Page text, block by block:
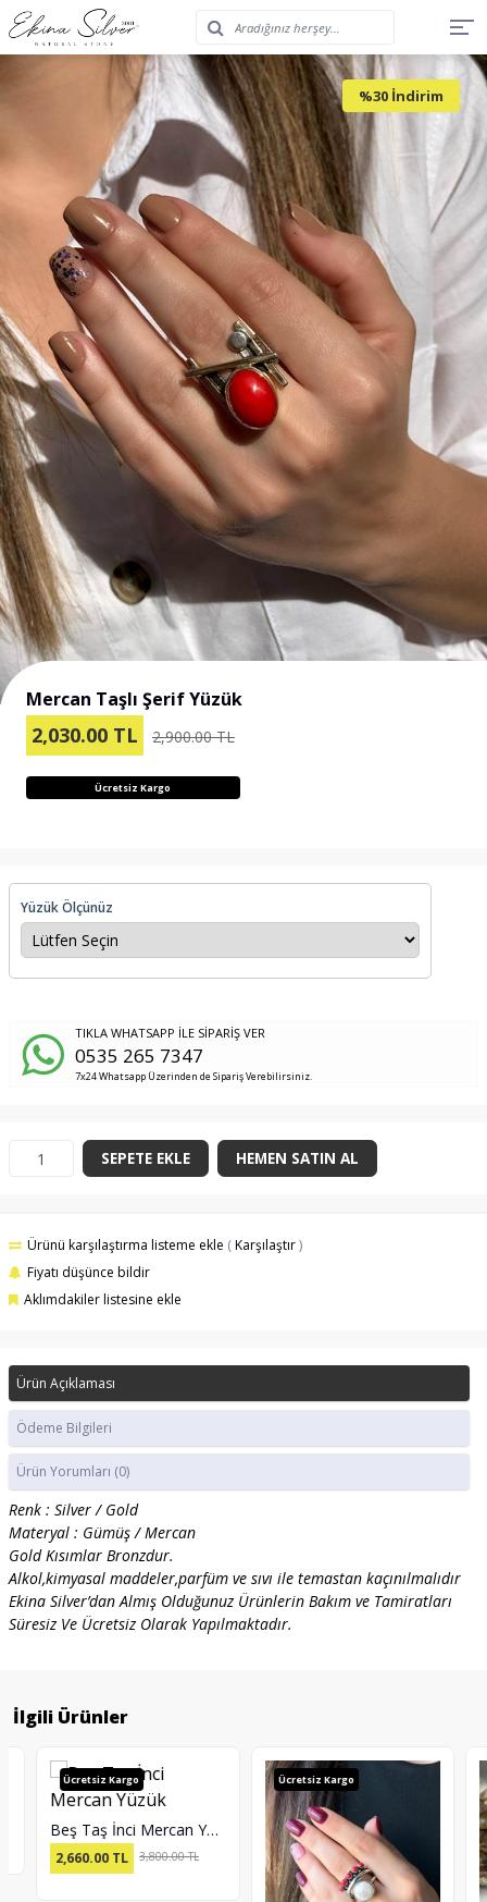
%30 İndirim
Mercan Taşlı Şerif Yüzük
2,030.00 TL 2,900.00 TL
Ücretsiz Kargo
Yüzük Ölçünüz
TIKLA WHATSAPP İLE SİPARİŞ VER
0535 265 7347
7x24 Whatsapp Üzerinden de Sipariş Verebilirsiniz.
SEPETE EKLE HEMEN SATIN AL
Ürünü karşılaştırma listeme ekle (Karşılaştır)
Fiyatı düşünce bildir
Aklımdakiler listesine ekle
Ürün Açıklaması
Ödeme Bilgileri
Ürün Yorumları (0)
Renk : Silver / Gold
Materyal : Gümüş / Mercan
Gold Kısımlar Bronzdur.
Alkol,kimyasal maddeler,parfüm ve sıvı ile temastan kaçınılmalıdır
Ekina Silver’dan Almış Olduğunuz Ürünlerin Bakım ve Tamiratları
Süresiz Ve Ücretsiz Olarak Yapılmaktadır.
İlgili Ürünler
Ücretsiz Kargo
Beş Taş İnci Mercan Yüzük
2,660.00TL 3,800.00 TL
Ücretsiz Kargo